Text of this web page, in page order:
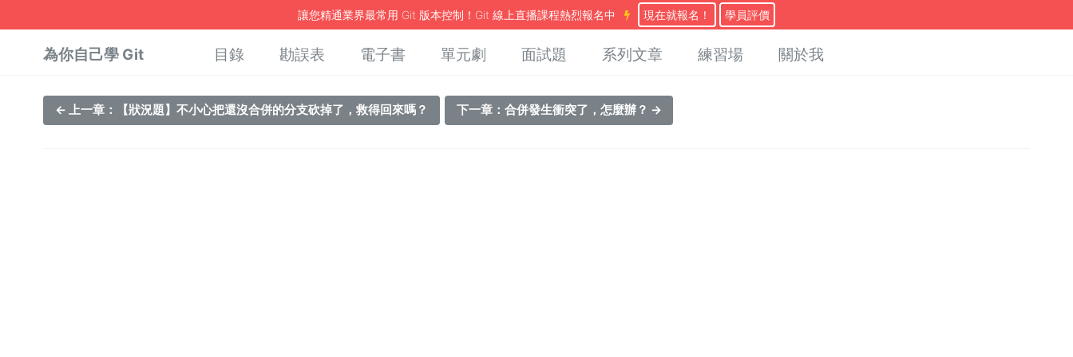
讓您精通業界最常用 Git 版本控制！Git 線上直播課程熱烈報名中 現在就報名！ 學員評價
為你自己學 Git 目錄 勘誤表 電子書 單元劇 面試題 系列文章 練習場 關於我
← 上一章：【狀況題】不小心把還沒合併的分支砍掉了，救得回來嗎？ 下一章：合併發生衝突了，怎麼辦？ →